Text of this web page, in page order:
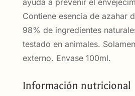
Contiene esencia de azahar
98% de ingredientes
testado en animales.
externo. Envase 100ml.
Información nutricional